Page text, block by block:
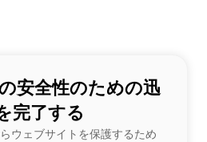
安全性のための迅
完了する
ウェブサイトを保護するため